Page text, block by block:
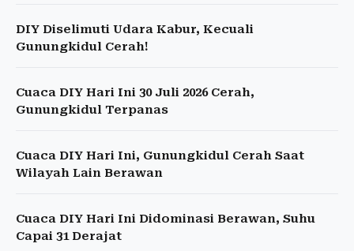
DIY Diselimuti Udara Kabur, Kecuali
Gunungkidul Cerah!
Cuaca DIY Hari Ini 30 Juli 2026 Cerah,
Gunungkidul Terpanas
Cuaca DIY Hari Ini, Gunungkidul Cerah Saat
Wilayah Lain Berawan
Cuaca DIY Hari Ini Didominasi Berawan, Suhu
Capai 31 Derajat